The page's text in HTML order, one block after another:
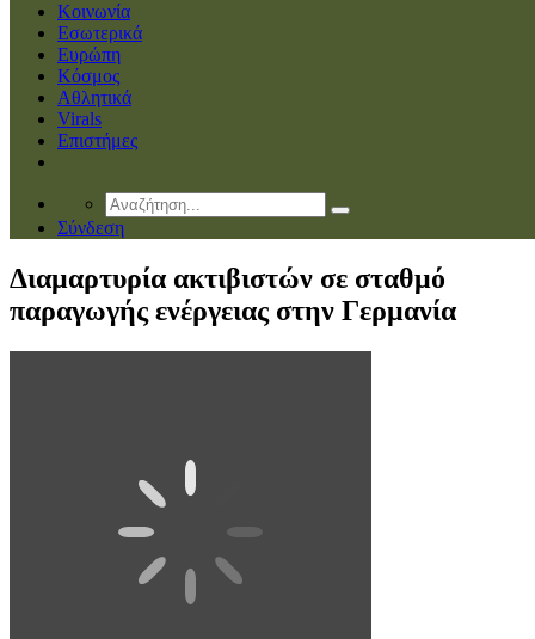
Κοινωνία
Εσωτερικά
Ευρώπη
Κόσμος
Αθλητικά
Virals
Επιστήμες
Σύνδεση
Διαμαρτυρία ακτιβιστών σε σταθμό
παραγωγής ενέργειας στην Γερμανία